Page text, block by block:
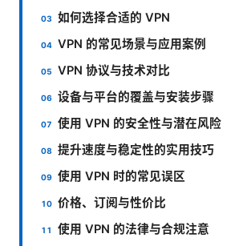
如何选择合适的 VPN
VPN 的常见场景与应用案例
VPN 协议与技术对比
设备与平台的覆盖与安装步骤
使用 VPN 的安全性与潜在风险
提升速度与稳定性的实用技巧
使用 VPN 时的常见误区
价格、订阅与性价比
使用 VPN 的法律与合规注意